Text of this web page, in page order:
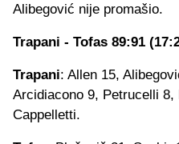
Alibegović nije promašio.
Trapani - Tofas 89:91
Trapani: Allen 15,
Arcidiacono 9, Petrucelli
Cappelletti.